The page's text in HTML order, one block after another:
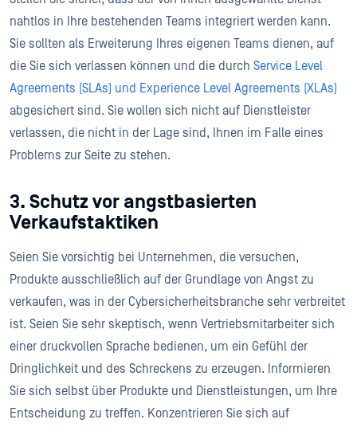
nahtlos in Ihre bestehenden Teams integriert werden kann.
Sie sollten als Erweiterung Ihres eigenen Teams dienen, auf
die Sie sich verlassen können und die durch Service Level
Agreements (SLAs) und Experience Level Agreements (XLAs)
abgesichert sind. Sie wollen sich nicht auf Dienstleister
verlassen, die nicht in der Lage sind, Ihnen im Falle eines
Problems zur Seite zu stehen.
3. Schutz vor angstbasierten
Verkaufstaktiken
Seien Sie vorsichtig bei Unternehmen, die versuchen,
Produkte ausschließlich auf der Grundlage von Angst zu
verkaufen, was in der Cybersicherheitsbranche sehr verbreitet
ist. Seien Sie sehr skeptisch, wenn Vertriebsmitarbeiter sich
einer druckvollen Sprache bedienen, um ein Gefühl der
Dringlichkeit und des Schreckens zu erzeugen. Informieren
Sie sich selbst über Produkte und Dienstleistungen, um Ihre
Entscheidung zu treffen. Konzentrieren Sie sich auf